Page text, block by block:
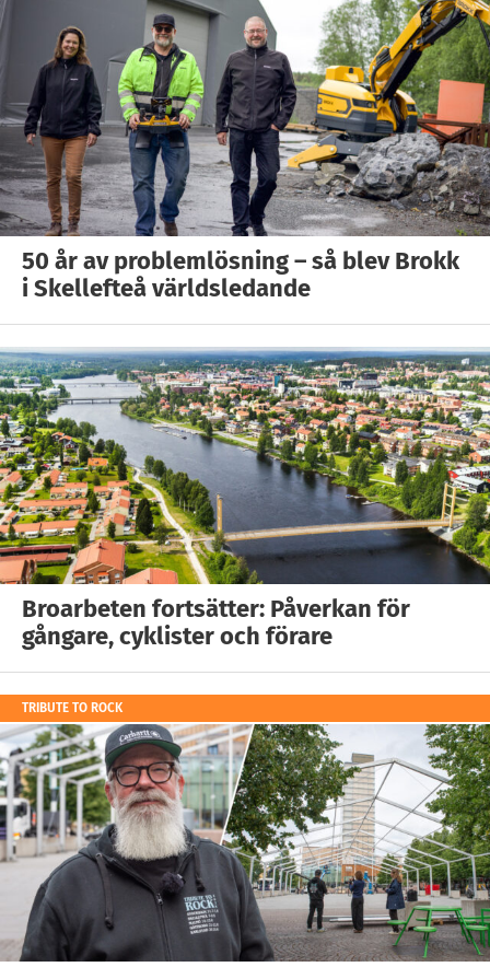
50 år av problemlösning – så blev Brokk
i Skellefteå världsledande
Broarbeten fortsätter: Påverkan för
gångare, cyklister och förare
TRIBUTE TO ROCK